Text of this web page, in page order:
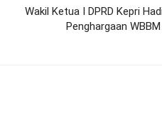
Wakil Ketua I DPRD Kepri
Penghargaan